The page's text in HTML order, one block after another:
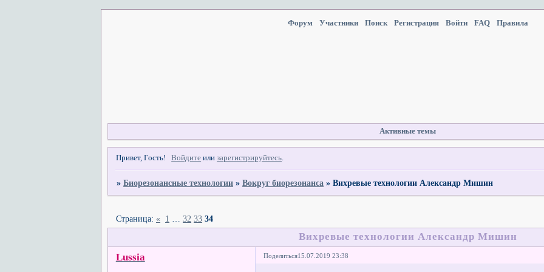
Форум Участники Поиск Регистрация Войти FAQ Правила
Активные темы
Привет, Гость! Войдите илизарегистрируйтесь.
»Биорезонансные технологии »Вокруг биорезонанса »Вихревые технологии Александр Мишин
Вихревые технологии Александр Мишин
Страница: « 1 32 33 34
Поделиться15.07.2019 23:38
Lussia